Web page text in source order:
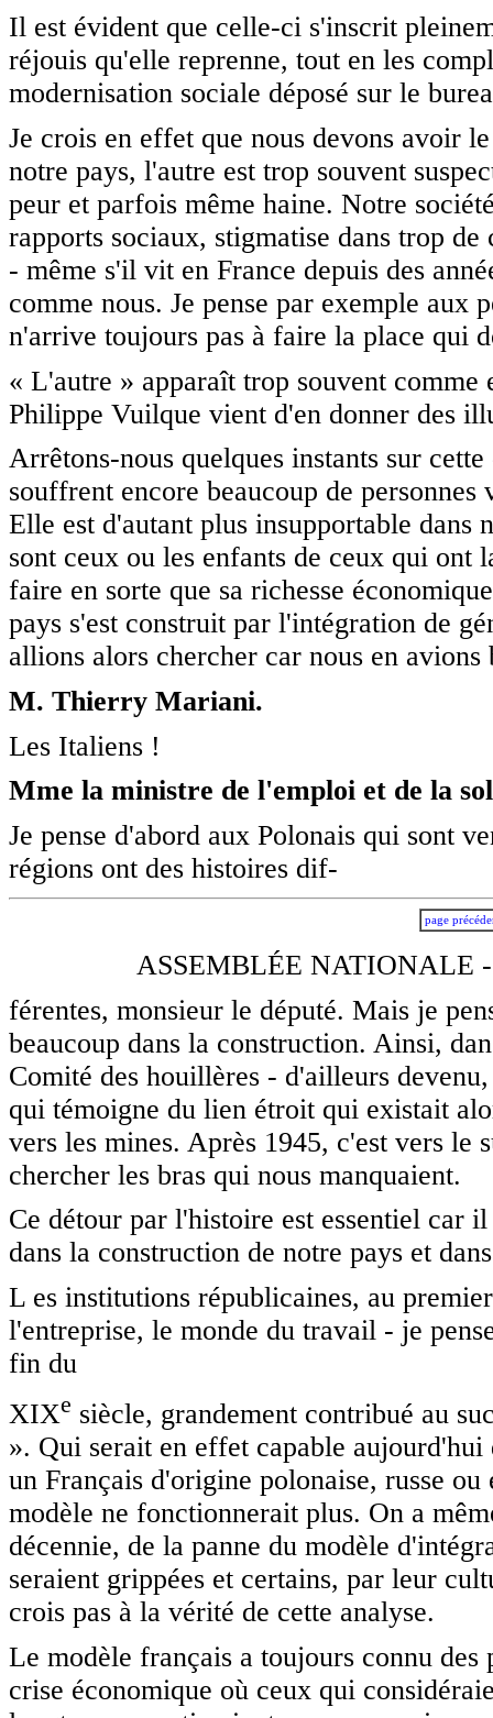
Il est évident que celle-ci s'inscrit
réjouis qu'elle reprenne, tout en les
modernisation sociale déposé sur le
Je crois en effet que nous devons avoir
notre pays, l'autre est trop souvent
peur et parfois même haine. Notre
rapports sociaux, stigmatise dans trop
- même s'il vit en France depuis des
comme nous. Je pense par exemple aux
n'arrive toujours pas à faire la place qui
« L'autre » apparaît trop souvent
Philippe Vuilque vient d'en donner des
Arrêtons-nous quelques instants sur
souffrent encore beaucoup de
Elle est d'autant plus insupportable
sont ceux ou les enfants de ceux qui ont
faire en sorte que sa richesse
pays s'est construit par l'intégration de
allions alors chercher car nous en avions
M. Thierry Mariani.
Les Italiens !
Mme la ministre de l'emploi et de la
Je pense d'abord aux Polonais qui sont
régions ont des histoires dif-
page
ASSEMBLÉE NATIONALE
férentes, monsieur le député. Mais je
beaucoup dans la construction. Ainsi,
Comité des houillères - d'ailleurs
qui témoigne du lien étroit qui existait
vers les mines. Après 1945, c'est vers le
chercher les bras qui nous manquaient.
Ce détour par l'histoire est essentiel car
dans la construction de notre pays et
L es institutions républicaines, au
l'entreprise, le monde du travail - je
fin du
XIXe siècle, grandement contribué au
». Qui serait en effet capable
un Français d'origine polonaise, russe
modèle ne fonctionnerait plus. On a
décennie, de la panne du modèle
seraient grippées et certains, par leur
crois pas à la vérité de cette analyse.
Le modèle français a toujours connu
crise économique où ceux qui